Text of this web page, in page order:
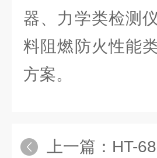
器、力学类检测
料阻燃防火性能
方案。
上一篇： HT-